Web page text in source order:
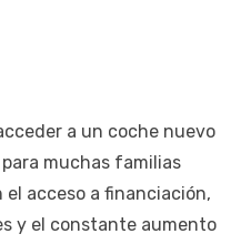
a un coche nuevo
muchas familias
acceso a financiación,
y el constante aumento